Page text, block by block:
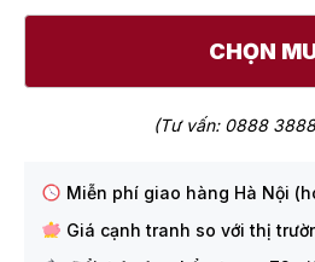
CHỌN
(Tư vấn: 0888
Miễn phí giao hàng Hà Nội
Giá cạnh tranh so với thị